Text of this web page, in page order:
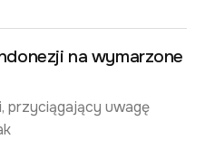
na wymarzone
przyciągający uwagę